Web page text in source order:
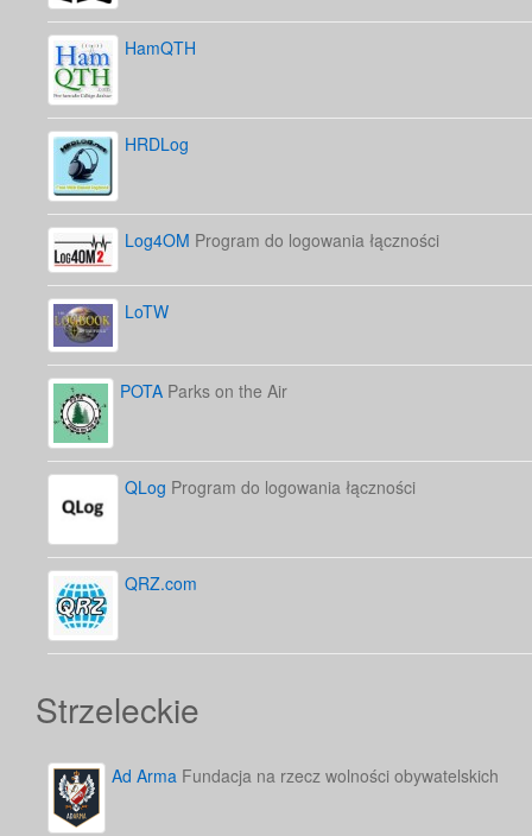
HamQTH
HRDLog
Log4OM Program do logowania łączności
LoTW
POTA Parks on the Air
QLog Program do logowania łączności
QRZ.com
Strzeleckie
Ad Arma Fundacja na rzecz wolności obywatelskich